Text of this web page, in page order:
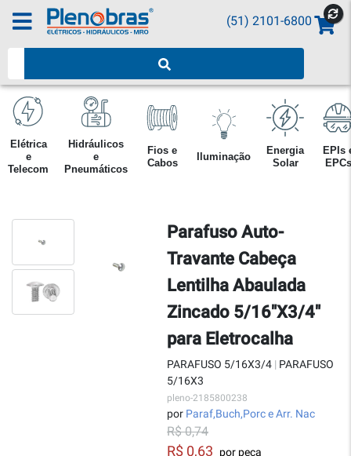
(51) 2101-6800
Elétrica
e
Telecom
Hidráulicos
e
Pneumáticos
Fios e
Cabos
Iluminação
Energia
Solar
EPIs
EPCs
Parafuso Auto-
Travante Cabeça
Lentilha Abaulada
Zincado 5/16"X3/4"
para Eletrocalha
PARAFUSO 5/16X3/4 | PARAFUSO
5/16X3
pleno-2185800238
por Paraf,Buch,Porc e Arr. Nac
R$ 0,74
R$ 0,63 por peça